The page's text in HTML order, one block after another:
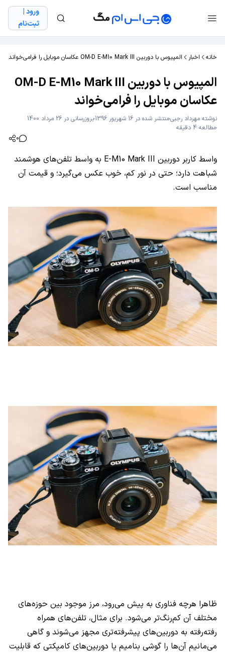
ورود |
ثبت‌نام
خانه اخبار المپیوس با دوربین OM-D E-M10 Mark III عکاسان موبایل را فرامی‌خواند
المپیوس با دوربین OM-D E-M10 Mark III
عکاسان موبایل را فرامی‌خواند
نوشته مهرداد رجبیمنتشر شده در 16 شهریور 1396
بروزرسانی در 26 مرداد 1400
مطالعه 4 دقیقه
0
واسط کاربر دوربین E-M10 Mark III به واسط تلفن‌های هوشمند
شباهت دارد؛ حتی در نور کم، خوب عکس می‌گیرد؛ و قیمت آن
مناسب است.
ظاهرا هرچه فناوری به پیش می‌رود، مرز موجود بین حوزه‌های
مختلف آن کم‌رنگ‌تر می‌شود. برای مثال، تلفن‌های همراه
رفته‌رفته به دوربین‌های پیشرفته‌تری مجهز می‌شوند و گاهی
می‌مانیم آن‌ها را گوشی بنامیم یا دوربین‌های کامپکتی که قابلیت